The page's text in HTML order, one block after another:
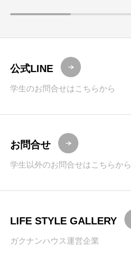
公式LINE
学生のお問合せはこちらから
お問合せ
学生以外のお問合せはこちらから
LIFE STYLE GALLERY
ガクナンハウス運営企業